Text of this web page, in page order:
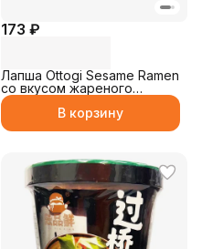
173 ₽
Лапша Ottogi Sesame Ramen
со вкусом жареного
кунжута 65гр
В корзину